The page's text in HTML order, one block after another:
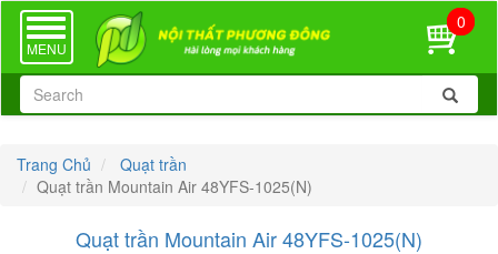
TOGGLE
NAVIGATION
MENU
0
Trang Chủ
Quạt trần
Quạt trần Mountain Air 48YFS-1025(N)
Quạt trần Mountain Air 48YFS-1025(N)